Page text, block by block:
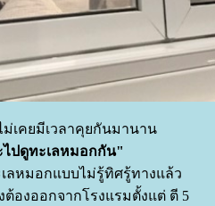
เคยมีเวลาคุยกันมานาน
ไปดูทะเลหมอกกัน"
ลหมอกแบบไม่รู้ทิศรู้ทางแล้ว
องออกจากโรงแรมตั้งแต่ ตี 5